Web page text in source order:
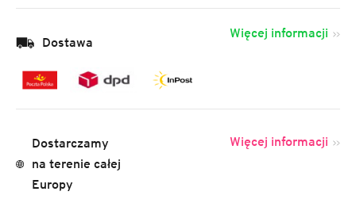
Dostawa
Więcej informacji
Dostarczamy
na terenie całej
Europy
Więcej informacji